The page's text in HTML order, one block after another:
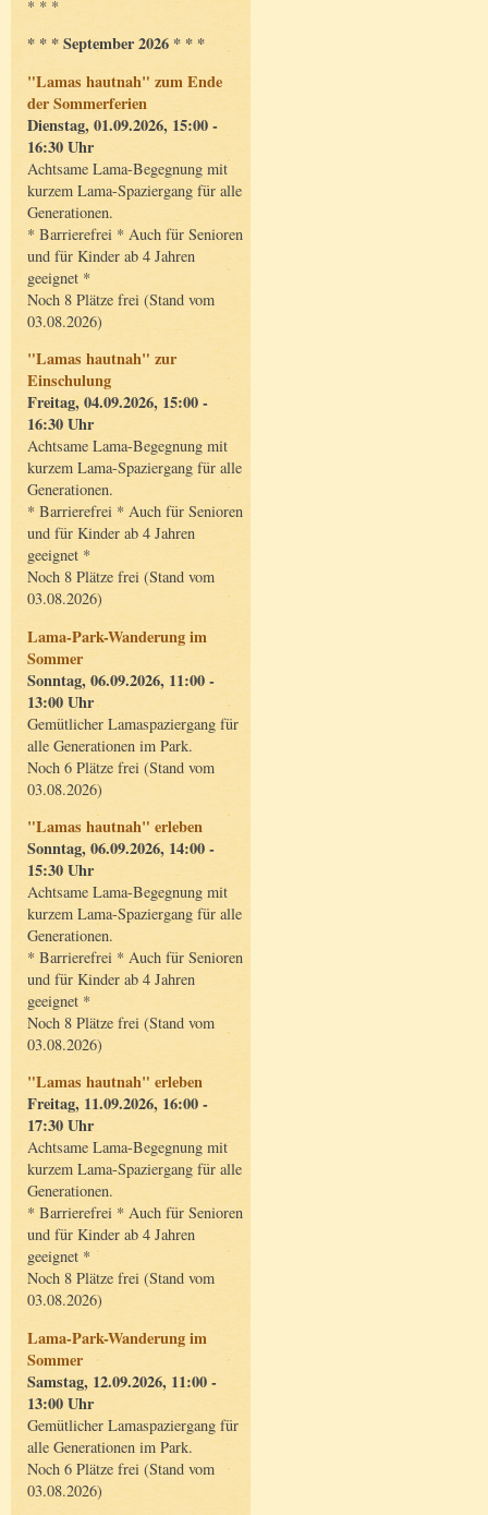
* * *
* * * September 2026 * * *
"Lamas hautnah" zum Ende
der Sommerferien
Dienstag, 01.09.2026, 15:00 -
16:30 Uhr
Achtsame Lama-Begegnung mit
kurzem Lama-Spaziergang für alle
Generationen.
* Barrierefrei * Auch für Senioren
und für Kinder ab 4 Jahren
geeignet *
Noch 8 Plätze frei (Stand vom
03.08.2026)
"Lamas hautnah" zur
Einschulung
Freitag, 04.09.2026, 15:00 -
16:30 Uhr
Achtsame Lama-Begegnung mit
kurzem Lama-Spaziergang für alle
Generationen.
* Barrierefrei * Auch für Senioren
und für Kinder ab 4 Jahren
geeignet *
Noch 8 Plätze frei (Stand vom
03.08.2026)
Lama-Park-Wanderung im
Sommer
Sonntag, 06.09.2026, 11:00 -
13:00 Uhr
Gemütlicher Lamaspaziergang für
alle Generationen im Park.
Noch 6 Plätze frei (Stand vom
03.08.2026)
"Lamas hautnah" erleben
Sonntag, 06.09.2026, 14:00 -
15:30 Uhr
Achtsame Lama-Begegnung mit
kurzem Lama-Spaziergang für alle
Generationen.
* Barrierefrei * Auch für Senioren
und für Kinder ab 4 Jahren
geeignet *
Noch 8 Plätze frei (Stand vom
03.08.2026)
"Lamas hautnah" erleben
Freitag, 11.09.2026, 16:00 -
17:30 Uhr
Achtsame Lama-Begegnung mit
kurzem Lama-Spaziergang für alle
Generationen.
* Barrierefrei * Auch für Senioren
und für Kinder ab 4 Jahren
geeignet *
Noch 8 Plätze frei (Stand vom
03.08.2026)
Lama-Park-Wanderung im
Sommer
Samstag, 12.09.2026, 11:00 -
13:00 Uhr
Gemütlicher Lamaspaziergang für
alle Generationen im Park.
Noch 6 Plätze frei (Stand vom
03.08.2026)